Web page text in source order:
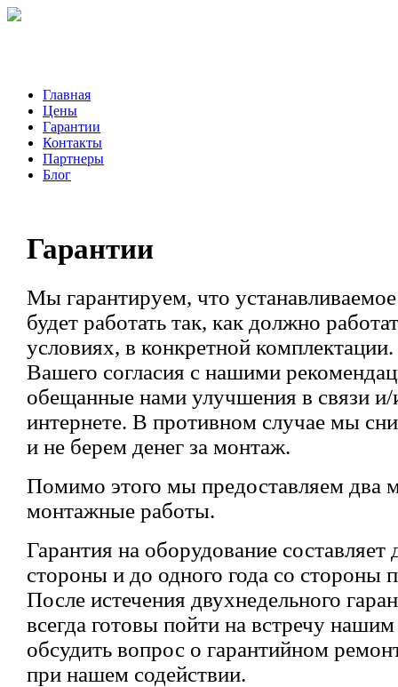
Главная
Цены
Гарантии
Контакты
Партнеры
Блог
Гарантии
Мы гарантируем, что
будет работать так, как должно
условиях, в конкретной комплектации.
Вашего согласия с нашими
обещанные нами улучшения в связи
интернете. В противном случае мы
и не берем денег за монтаж.
Помимо этого мы предоставляем два
монтажные работы.
Гарантия на оборудование составляет
стороны и до одного года со стороны
После истечения двухнедельного
всегда готовы пойти на встречу
обсудить вопрос о гарантийном
при нашем содействии.